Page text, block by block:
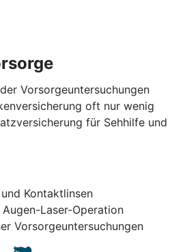
Vorsorgeuntersuchungen
oft nur wenig
für Sehhilfe und
Kontaktlinsen
Laser-Operation
Vorsorgeuntersuchungen